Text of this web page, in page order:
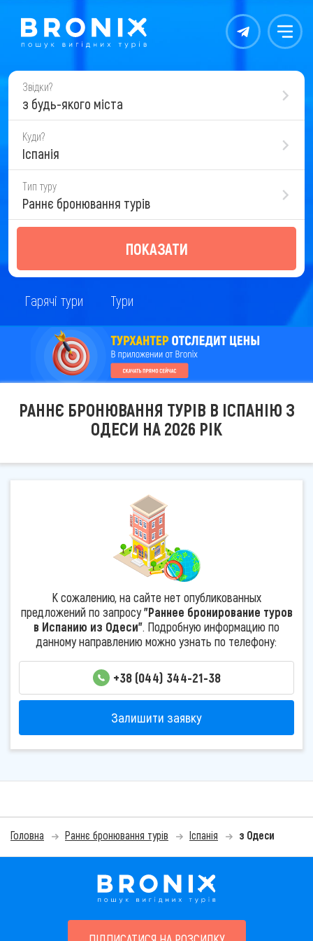
Контакты Меню
Звідки?
з будь-якого міста
Куди?
Іспанія
Тип туру
Раннє бронювання турів
ПОКАЗАТИ
Гарячі тури Тури
РАННЄ БРОНЮВАННЯ ТУРІВ В ІСПАНІЮ З
ОДЕСИ НА 2026 РІК
К сожалению, на сайте нет опубликованных
предложений по запросу"Раннее бронирование туров
в Испанию из Одеси". Подробную информацию по
данному направлению можно узнать по телефону:
+38 (044) 344-21-38
Залишити заявку
Головна Раннє бронювання турів Іспанія з Одеси